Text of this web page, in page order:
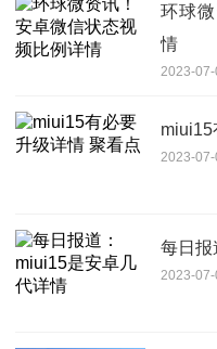
环球
情
2023-
miui15
2023-
每日报
2023-